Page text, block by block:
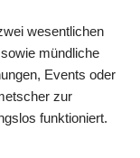
wesentlichen
mündliche
Events oder
zur
funktioniert.